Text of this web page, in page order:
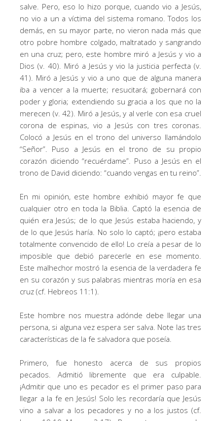
salve. Pero, eso lo hizo porque, cuando vio a Jesús,
no vio a un a víctima del sistema romano. Todos los
demás, en su mayor parte, no vieron nada más que
otro pobre hombre colgado, maltratado y sangrando
en una cruz; pero, este hombre miró a Jesús y vio a
Dios (v. 40). Miró a Jesús y vio la justicia perfecta (v.
41). Miró a Jesús y vio a uno que de alguna manera
iba a vencer a la muerte; resucitará; gobernará con
poder y gloria; extendiendo su gracia a los que no la
merecen (v. 42). Miró a Jesús, y al verle con esa cruel
corona de espinas, vio a Jesús con tres coronas.
Colocó a Jesús en el trono del universo llamándolo
“Señor”. Puso a Jesús en el trono de su propio
corazón diciendo “recuérdame”. Puso a Jesús en el
trono de David diciendo: “cuando vengas en tu reino”.
En mi opinión, este hombre exhibió mayor fe que
cualquier otro en toda la Biblia. Captó la esencia de
quién era Jesús; de lo que Jesús estaba haciendo, y
de lo que Jesús haría. No solo lo captó; ¡pero estaba
totalmente convencido de ello! Lo creía a pesar de lo
imposible que debió parecerle en ese momento.
Este malhechor mostró la esencia de la verdadera fe
en su corazón y sus palabras mientras moría en esa
cruz (cf. Hebreos 11:1).
Este hombre nos muestra adónde debe llegar una
persona, si alguna vez espera ser salva. Note las tres
características de la fe salvadora que poseía.
Primero, fue honesto acerca de sus propios
pecados. Admitió libremente que era culpable.
¡Admitir que uno es pecador es el primer paso para
llegar a la fe en Jesús! Solo les recordaría que Jesús
vino a salvar a los pecadores y no a los justos (cf.